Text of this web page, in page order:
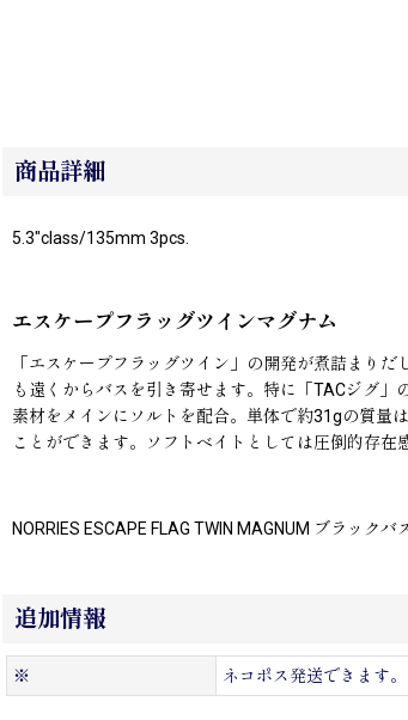
商品詳細
5.3"class/135mm 3pcs.
エスケープフラッグツインマグナム
「エスケープフラッグツイン」の開発が煮詰まり
も遠くからバスを引き寄せます。特に「TACジグ
素材をメインにソルトを配合。単体で約31gの質量
ことができます。ソフトベイトとしては圧倒的存
NORRIES ESCAPE FLAG TWIN MAGNUM ブラックバ
追加情報
※ ネコポス発送できます。